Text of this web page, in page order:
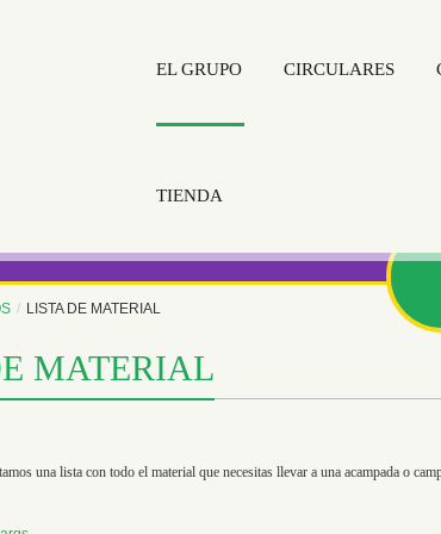
EL GRUPO CIRCULARES
TIENDA
/ LISTA DE MATERIAL
MATERIAL
una lista con todo el material que necesitas llevar a una acampada o